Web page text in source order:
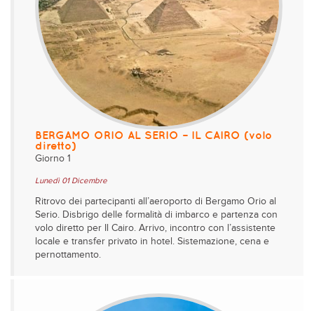
BERGAMO ORIO AL SERIO – IL CAIRO (volo
diretto)
Giorno 1
Lunedì 01 Dicembre
Ritrovo dei partecipanti all’aeroporto di Bergamo Orio al
Serio. Disbrigo delle formalità di imbarco e partenza con
volo diretto per Il Cairo. Arrivo, incontro con l’assistente
locale e transfer privato in hotel. Sistemazione, cena e
pernottamento.